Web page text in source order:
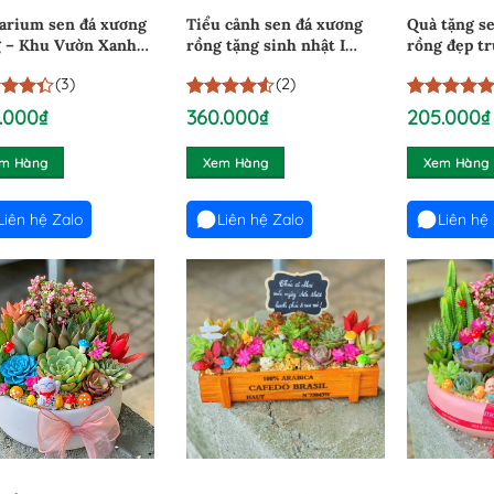
sen đá xương
– Khu Vườn Xanh
giá
(3)
₫
Hàng
hệ Zalo
Tiểu cảnh sen đá xương
rồng tặng sinh nhật I
4.5trên 5
dựa trên
2
đánh giá
(2)
360.000₫
Xem Hàng
Liên hệ Zalo
Quà tặng
rồng đẹp
5trên 5
dựa trên
1
đánh giá
205.000₫
Xem Hàng
Liên hệ